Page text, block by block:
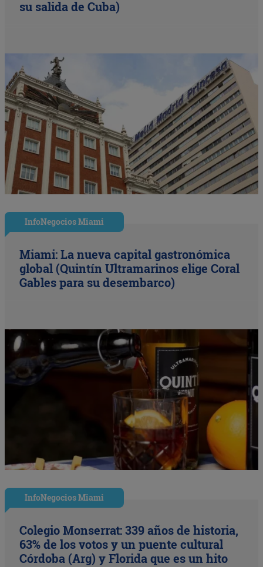
su salida de Cuba)
InfoNegocios Miami
Miami: La nueva capital gastronómica
global (Quintín Ultramarinos elige Coral
Gables para su desembarco)
InfoNegocios Miami
Colegio Monserrat: 339 años de historia,
63% de los votos y un puente cultural
Córdoba (Arg) y Florida que es un hito